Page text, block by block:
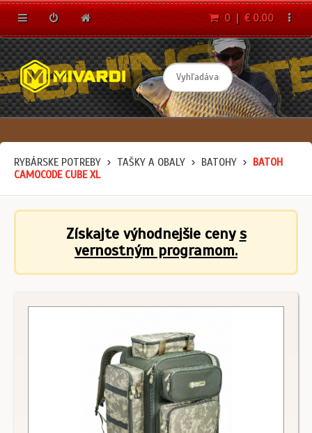
0 | € 0.00
RYBÁRSKE POTREBY TAŠKY A OBALY BATOHY
BATOH
CAMOCODE CUBE XL
Získajte výhodnejšie cenys
vernostným programom.